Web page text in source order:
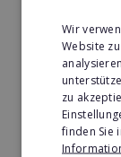
Tier- &
Immobilien
Kinder &
Kosmetik
Wir
Website
zu
finden Sie